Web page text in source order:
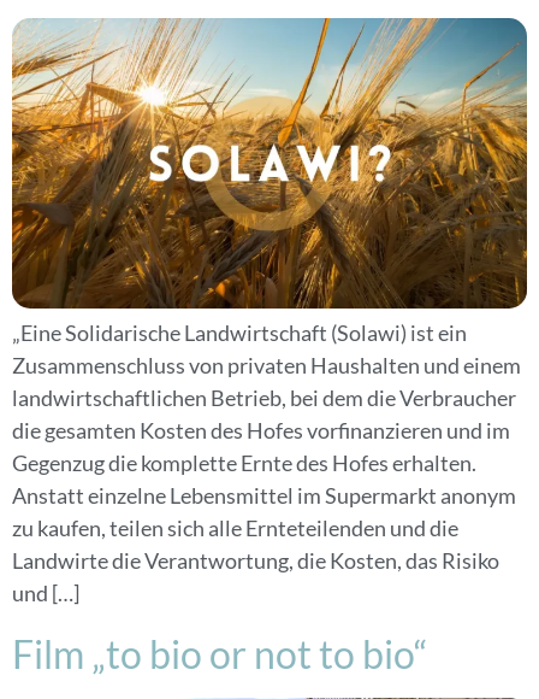
„Eine Solidarische Landwirtschaft (Solawi) ist ein
Zusammenschluss von privaten Haushalten und einem
landwirtschaftlichen Betrieb, bei dem die Verbraucher
die gesamten Kosten des Hofes vorfinanzieren und im
Gegenzug die komplette Ernte des Hofes erhalten.
Anstatt einzelne Lebensmittel im Supermarkt anonym
zu kaufen, teilen sich alle Ernteteilenden und die
Landwirte die Verantwortung, die Kosten, das Risiko
und […]
Film „to bio or not to bio“